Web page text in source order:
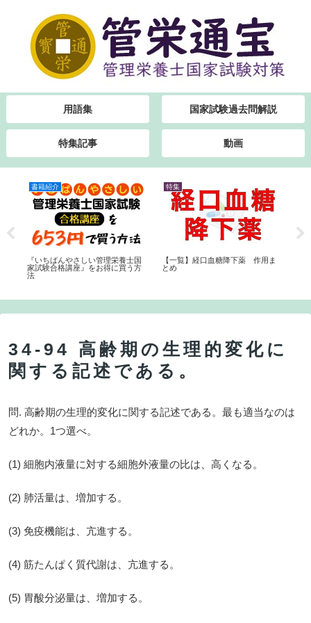
用語集 国家試験過去問解説
特集記事 動画
書籍紹介
『いちばんやさしい管理栄養士国
家試験合格講座』をお得に買う方
法
特集
【一覧】経口血糖降下薬 作用ま
とめ
34-94 高齢期の生理的変化に
関する記述である。
問. 高齢期の生理的変化に関する記述である。最も適当なのは
どれか。1つ選べ。
(1) 細胞内液量に対する細胞外液量の比は、高くなる。
(2) 肺活量は、増加する。
(3) 免疫機能は、亢進する。
(4) 筋たんぱく質代謝は、亢進する。
(5) 胃酸分泌量は、増加する。